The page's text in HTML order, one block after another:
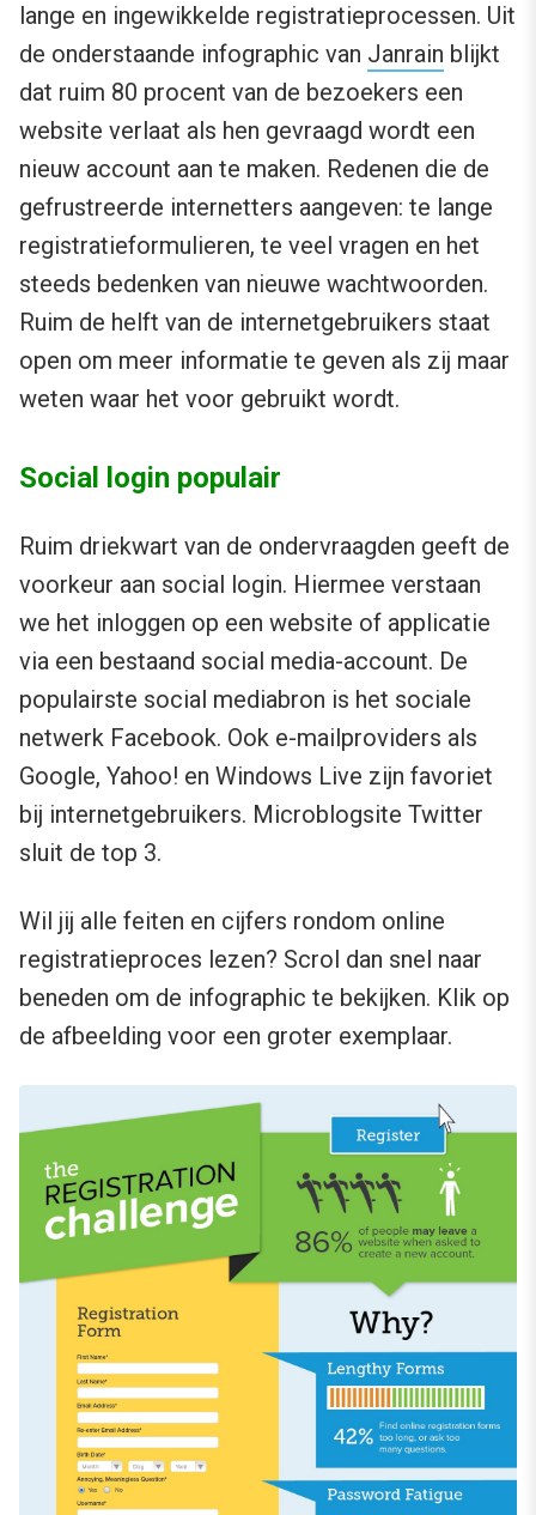
lange en ingewikkelde registratieprocessen. Uit
de onderstaande infographic van Janrain blijkt
dat ruim 80 procent van de bezoekers een
website verlaat als hen gevraagd wordt een
nieuw account aan te maken. Redenen die de
gefrustreerde internetters aangeven: te lange
registratieformulieren, te veel vragen en het
steeds bedenken van nieuwe wachtwoorden.
Ruim de helft van de internetgebruikers staat
open om meer informatie te geven als zij maar
weten waar het voor gebruikt wordt.
Social login populair
Ruim driekwart van de ondervraagden geeft de
voorkeur aan social login. Hiermee verstaan
we het inloggen op een website of applicatie
via een bestaand social media-account. De
populairste social mediabron is het sociale
netwerk Facebook. Ook e-mailproviders als
Google, Yahoo! en Windows Live zijn favoriet
bij internetgebruikers. Microblogsite Twitter
sluit de top 3.
Wil jij alle feiten en cijfers rondom online
registratieproces lezen? Scrol dan snel naar
beneden om de infographic te bekijken. Klik op
de afbeelding voor een groter exemplaar.